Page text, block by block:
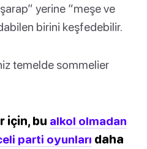
yerine “meşe ve
birini keşfedebilir.
temelde sommelier
için, bu alkol olmadan
parti oyunları daha